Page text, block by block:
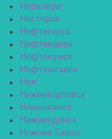
Нерюнгри
Нестеров
Нефтегорск
Нефтекамск
Нефтекумск
Нефтеюганск
Нея
Нижневартовск
Нижнекамск
Нижнеудинск
Нижние Серги